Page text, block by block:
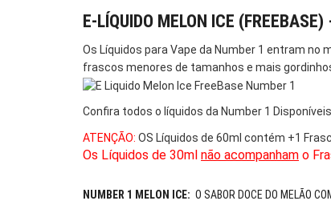
E-LÍQUIDO MELON ICE (FREEBASE)
Os Líquidos para Vape da Number 1 entram
frascos menores de tamanhos e mais
Confira todos o líquidos da Number 1
ATENÇÃO: OS Líquidos de 60ml contém +1
Os Líquidos de 30ml não acompanham o
NUMBER 1 MELON ICE: O SABOR DOCE DO MELÃO